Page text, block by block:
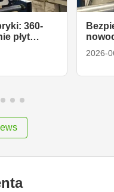
360-
płyt
2026-